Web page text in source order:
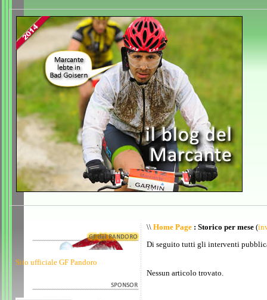
Sito ufficiale GF Pandoro
\\ Home Page : Storico per mese (
Di seguito tutti gli interventi
Nessun articolo trovato.